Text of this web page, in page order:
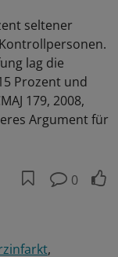
seltener
lag die
Prozent und
179, 2008,
Argument für
0